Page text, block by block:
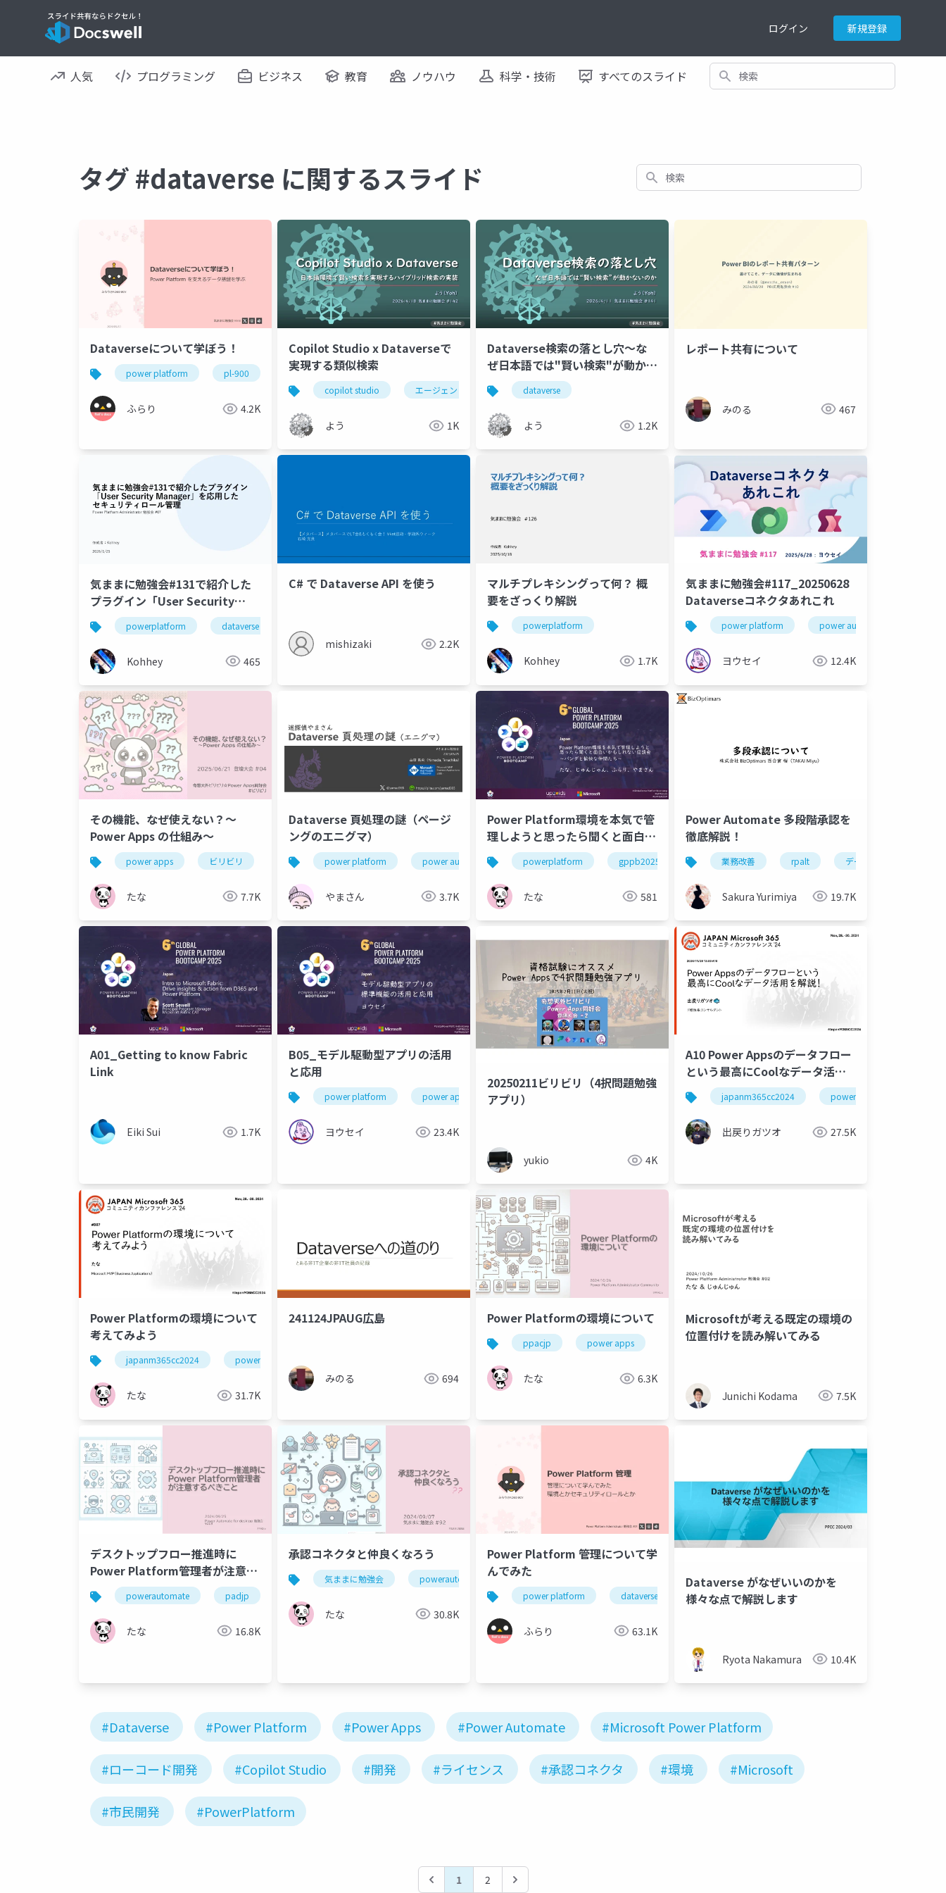
ログイン 新規登録
人気 プログラミング ビジネス 教育 ノウハウ 科学・技術 すべてのスライド 検索
タグ #dataverse に関するスライド 検索
Dataverseについて学ぼう！
power platform pl-900 dataverse
ふらり 4.2K
Copilot Studio x Dataverseで
実現する類似検索
copilot studio エージェントフロー dataverse
よう 1K
Dataverse検索の落とし穴～な
ぜ日本語では"賢い検索"が動かな
いのか～dataverse
よう 1.2K
レポート共有について
みのる 467
気ままに勉強会#131で紹介した
プラグイン「User Security
Manager」を応用したセキュリ
ティロール管理
powerplatform dataverse
Kohhey 465
C# で Dataverse API を使う
mishizaki 2.2K
マルチプレキシングって何？ 概
要をざっくり解説
powerplatform
Kohhey 1.7K
気ままに勉強会#117_20250628
Dataverseコネクタあれこれ
power platform power autoamte
ヨウセイ 12.4K
その機能、なぜ使えない？～
Power Apps の仕組み～
power apps ビリビリ
たな 7.7K
Dataverse 頁処理の謎（ページ
ングのエニグマ）
power platform power automate 気ままに勉強会 dataverse
やまさん 3.7K
Power Platform環境を本気で管
理しようと思ったら聞くと面白い
かもしれない座談会 ～パンダと
愉快な仲間たち～
powerplatform gppb2025jp
たな 581
Power Automate 多段階承認を
徹底解説！
業務改善 rpalt データ設計
Sakura Yurimiya 19.7K
A01_Getting to know Fabric
Link
Eiki Sui 1.7K
B05_モデル駆動型アプリの活用
と応用
power platform power apps gppb2025
ヨウセイ 23.4K
20250211ビリビリ（4択問題勉強
アプリ）
yukio 4K
A10 Power Appsのデータフロー
という最高にCoolなデータ活用
を解説！japanm365cc2024 powerapps
出戻りガツオ 27.5K
Power Platformの環境について
考えてみよう
japanm365cc2024 powerplatform
たな 31.7K
241124JPAUG広島
みのる 694
Power Platformの環境について
ppacjp power apps powerautomate
たな 6.3K
Microsoftが考える既定の環境の
位置付けを読み解いてみる
Junichi Kodama 7.5K
デスクトップフロー推進時に
Power Platform管理者が注意す
るべきことpowerautomate padjp
たな 16.8K
承認コネクタと仲良くなろう
気ままに勉強会 powerautomate
たな 30.8K
Power Platform 管理について学
んでみた
power platform dataverse ppacjp
ふらり 63.1K
Dataverse がなぜいいのかを
様々な点で解説します
Ryota Nakamura 10.4K
#Dataverse #Power Platform #Power Apps #Power Automate #Microsoft Power Platform
#ローコード開発 #Copilot Studio #開発 #ライセンス #承認コネクタ #環境 #Microsoft
#市民開発 #PowerPlatform
1 2